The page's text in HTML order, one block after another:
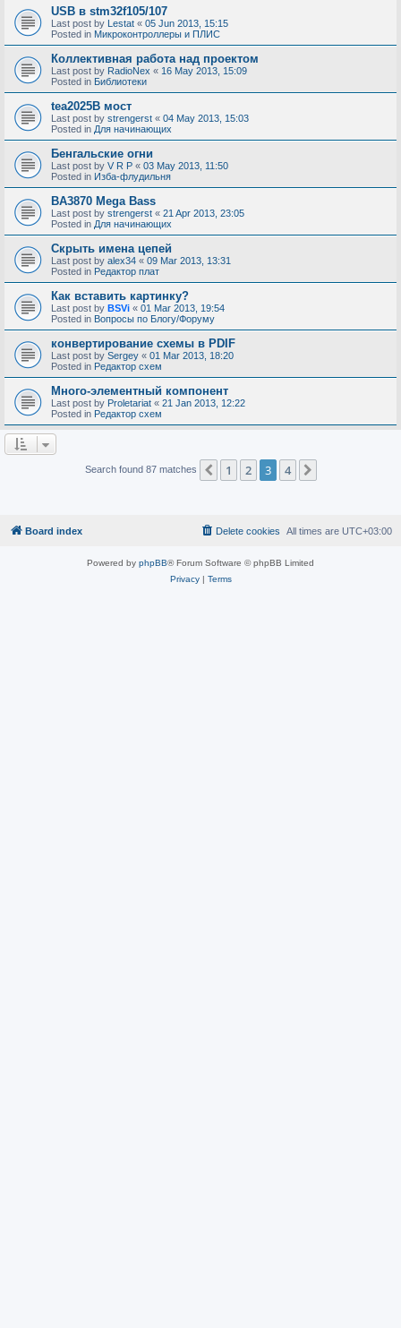
USB в stm32f105/107
Last post by Lestat « 05 Jun 2013, 15:15
Posted in Микроконтроллеры и ПЛИС
Коллективная работа над проектом
Last post by RadioNex « 16 May 2013, 15:09
Posted in Библиотеки
tea2025B мост
Last post by strengerst « 04 May 2013, 15:03
Posted in Для начинающих
Бенгальские огни
Last post by V R P « 03 May 2013, 11:50
Posted in Изба-флудильня
BA3870 Mega Bass
Last post by strengerst « 21 Apr 2013, 23:05
Posted in Для начинающих
Скрыть имена цепей
Last post by alex34 « 09 Mar 2013, 13:31
Posted in Редактор плат
Как вставить картинку?
Last post by BSVi « 01 Mar 2013, 19:54
Posted in Вопросы по Блогу/Форуму
конвертирование схемы в PDIF
Last post by Sergey « 01 Mar 2013, 18:20
Posted in Редактор схем
Много-элементный компонент
Last post by Proletariat « 21 Jan 2013, 12:22
Posted in Редактор схем
Search found 87 matches Previous
1 2 3 4
Board index All times are UTC+03:00
Delete cookies
Powered by phpBB® Forum Software © phpBB Limited
Privacy| Terms